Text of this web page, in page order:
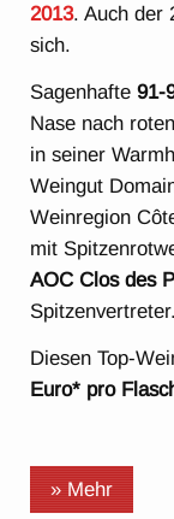
2013. Auch der
sich.
Sagenhafte91-
Nase nach
in seiner
Weingut
Weinregion
mit
AOC Clos des
Spitzenvertreter.
Diesen Top-
Euro* pro
» Mehr